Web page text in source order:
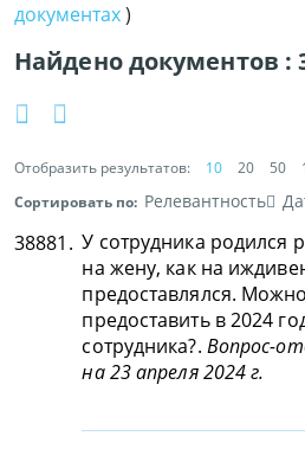
документах)
Найдено документов :
Отобразить результатов: 10 20 50
Сортировать по: Релевантность
38881. У сотрудника родился
на жену, как на
предоставлялся.
предоставить в 2024
сотрудника?. Вопрос-
на 23 апреля 2024 г.